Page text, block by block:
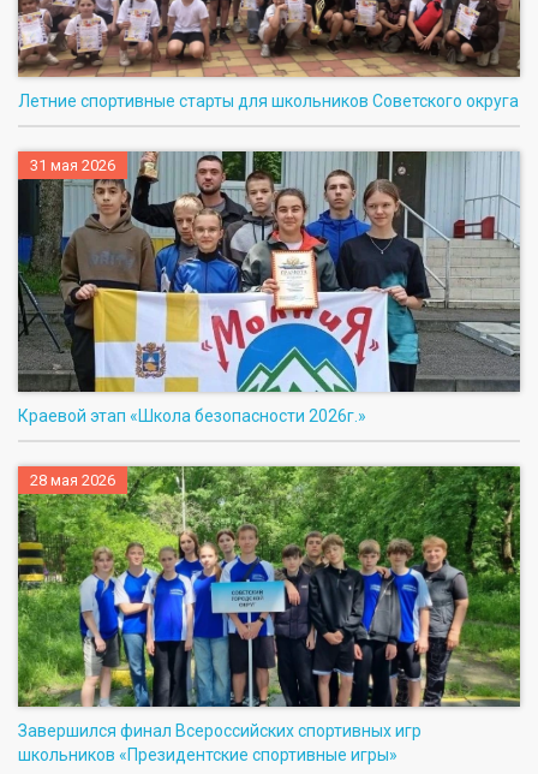
Летние спортивные старты для школьников Советского округа
31 мая 2026
Краевой этап «Школа безопасности 2026г.»
28 мая 2026
Завершился финал Всероссийских спортивных игр
школьников «Президентские спортивные игры»